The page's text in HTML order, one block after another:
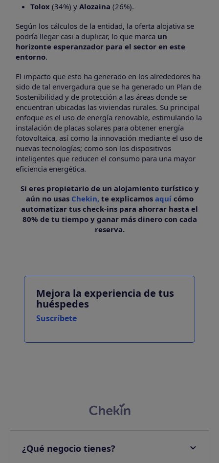
Tolox (34%) y Alozaina (26%).
Según los cálculos de la entidad, la oferta alojativa se
podría llegar casi a duplicar, lo que marca un
horizonte esperanzador para el sector en este
entorno.
El impacto que esto ha generado en los alrededores ha
sido de tal envergadura que se ha generado un Plan de
Sostenibilidad y de protección a las áreas donde se
encuentran ubicadas las viviendas rurales. Su principal
enfoque es el uso de energía renovable, estimulando la
instalación de placas solares para obtener energía
fotovoltaica, así como la innovación mediante el uso de
nuevas tecnologías; como son los dispositivos
inteligentes que reducen el consumo para una mayor
eficiencia energética.
Si eres propietario de un alojamiento turístico y
aún no usasChekin,te explicamos aquícómo
automatizar tus check-ins para ahorrar hasta el
80% de tu tiempo y ganar más dinero con cada
reserva.
Mejora la experiencia de tus
huéspedes
Suscríbete
¿Qué negocio tienes?